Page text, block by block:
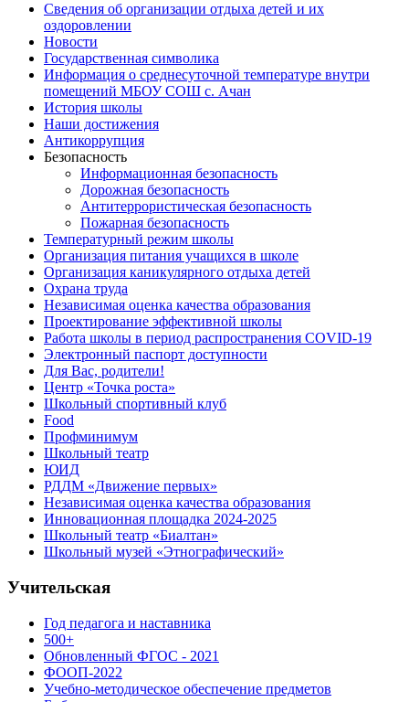
Сведения об организации отдыха детей и их
оздоровлении
Новости
Государственная символика
Информация о среднесуточной температуре внутри
помещений МБОУ СОШ с. Ачан
История школы
Наши достижения
Антикоррупция
Безопасность
Информационная безопасность
Дорожная безопасность
Антитеррористическая безопасность
Пожарная безопасность
Температурный режим школы
Организация питания учащихся в школе
Организация каникулярного отдыха детей
Охрана труда
Независимая оценка качества образования
Проектирование эффективной школы
Работа школы в период распространения COVID-19
Электронный паспорт доступности
Для Вас, родители!
Центр «Точка роста»
Школьный спортивный клуб
Food
Профминимум
Школьный театр
ЮИД
РДДМ «Движение первых»
Независимая оценка качества образования
Инновационная площадка 2024-2025
Школьный театр «Биалтан»
Школьный музей «Этнографический»
Учительская
Год педагога и наставника
500+
Обновленный ФГОС - 2021
ФООП-2022
Учебно-методическое обеспечение предметов